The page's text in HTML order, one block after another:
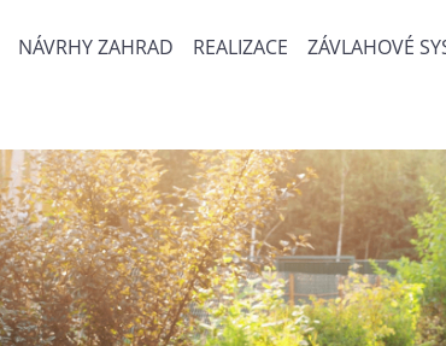
NÁVRHY ZAHRAD REALIZACE ZÁVLAHOVÉ